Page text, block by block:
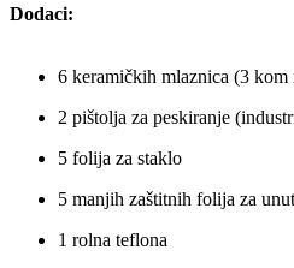
Dodaci:
6 keramičkih mlaznica (3
2 pištolja za peskiranje
5 folija za staklo
5 manjih zaštitnih folija za
1 rolna teflona